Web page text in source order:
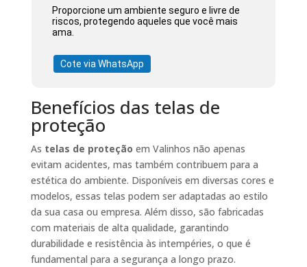
Proporcione um ambiente seguro e livre de
riscos, protegendo aqueles que você mais
ama.
Cote via WhatsApp
Benefícios das telas de
proteção
As telas de proteção em Valinhos não apenas
evitam acidentes, mas também contribuem para a
estética do ambiente. Disponíveis em diversas cores e
modelos, essas telas podem ser adaptadas ao estilo
da sua casa ou empresa. Além disso, são fabricadas
com materiais de alta qualidade, garantindo
durabilidade e resistência às intempéries, o que é
fundamental para a segurança a longo prazo.